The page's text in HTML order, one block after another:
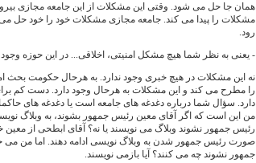
همان جا حل می شود. وقتی این مشکلات از این جامعه مجازی
مشکلات را پیدا می کند. جامعه مجازی مشکلات خود را خود حل
رود.
- یعنی به نظر شما هیچ مشکل امنیتی، اخلاقی... در این حوزه وجود
نه این مشکلات در هیچ خبری وجود ندارد. به هرحال حکومت بحث
را مطرح می کند و این مشکلات به هرحال وجود دارد. دست کم
دارد. سؤال شما درباره دغدغه های جامعه است یا دغدغه های
من این است که اگر آقای معین رئیس جمهور بشوند، به وبلاگ
رئیس جمهور نشوند وبلاگ می نویسند یا نه؟ آقای ابطحی از معین
صورت رئیس جمهور شدن به وبلاگ نویسی ادامه دهند. اما من می
جمهور نشوند چه می کنند؟ آیا بازمی نویسند.